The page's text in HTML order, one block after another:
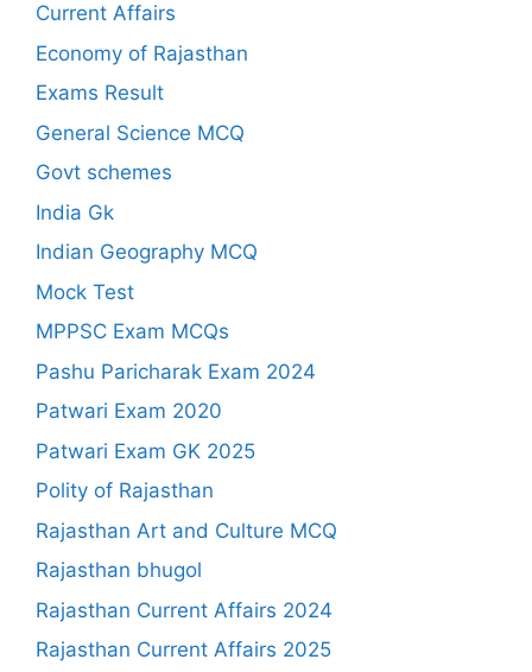
Current Affairs
Economy of Rajasthan
Exams Result
General Science MCQ
Govt schemes
India Gk
Indian Geography MCQ
Mock Test
MPPSC Exam MCQs
Pashu Paricharak Exam 2024
Patwari Exam 2020
Patwari Exam GK 2025
Polity of Rajasthan
Rajasthan Art and Culture MCQ
Rajasthan bhugol
Rajasthan Current Affairs 2024
Rajasthan Current Affairs 2025